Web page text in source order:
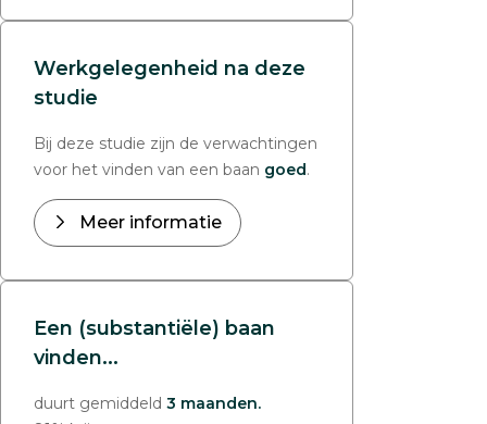
Werkgelegenheid na deze
studie
Bij deze studie zijn de verwachtingen
voor het vinden van een baan goed.
Meer informatie
Een (substantiële) baan
vinden...
duurt gemiddeld 3 maanden.